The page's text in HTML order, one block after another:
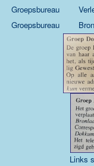
Groepsbureau
Groepsbureau
Links